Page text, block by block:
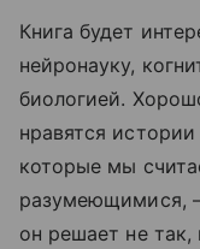
Книга будет
нейронауку,
биологией.
нравятся
которые мы
разумеющимися,
он решает не так,